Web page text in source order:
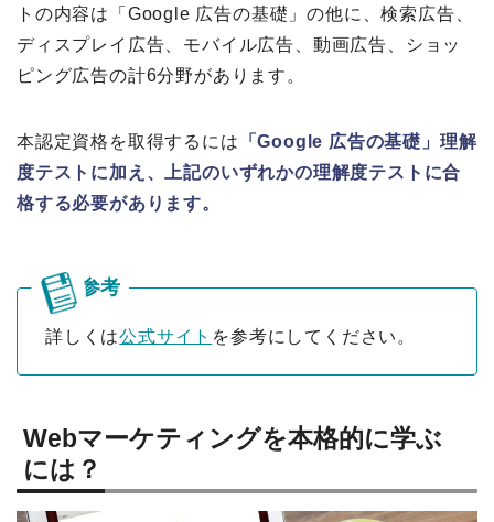
トの内容は「Google 広告の基礎」の他に、検索広告、
ディスプレイ広告、モバイル広告、動画広告、ショッ
ピング広告の計6分野があります。
本認定資格を取得するには 「Google 広告の基礎」理解
度テストに加え、上記のいずれかの理解度テストに合
格する必要があります。
詳しくは公式サイト を参考にしてください。
Webマーケティングを本格的に学ぶ
には？